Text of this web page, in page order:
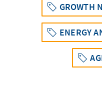
GROWTH
ENERGY